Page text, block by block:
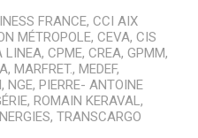
FRANCE, CCI AIX
MÉTROPOLE, CEVA, CIS
LINEA, CPME, CREA, GPMM,
, MARFRET., MEDEF,
, NGE, PIERRE- ANTOINE
, ROMAIN KERAVAL,
, TRANSCARGO